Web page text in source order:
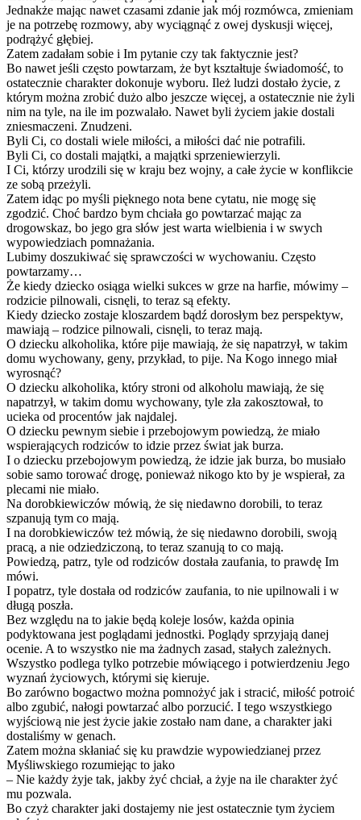
Jednakże mając nawet czasami zdanie jak mój rozmówca, zmieniam
je na potrzebę rozmowy, aby wyciągnąć z owej dyskusji więcej,
podrążyć głębiej.
Zatem zadałam sobie i Im pytanie czy tak faktycznie jest?
Bo nawet jeśli często powtarzam, że byt kształtuje świadomość, to
ostatecznie charakter dokonuje wyboru. Ileż ludzi dostało życie, z
którym można zrobić dużo albo jeszcze więcej, a ostatecznie nie żyli
nim na tyle, na ile im pozwalało. Nawet byli życiem jakie dostali
zniesmaczeni. Znudzeni.
Byli Ci, co dostali wiele miłości, a miłości dać nie potrafili.
Byli Ci, co dostali majątki, a majątki sprzeniewierzyli.
I Ci, którzy urodzili się w kraju bez wojny, a całe życie w konflikcie
ze sobą przeżyli.
Zatem idąc po myśli pięknego nota bene cytatu, nie mogę się
zgodzić. Choć bardzo bym chciała go powtarzać mając za
drogowskaz, bo jego gra słów jest warta wielbienia i w swych
wypowiedziach pomnażania.
Lubimy doszukiwać się sprawczości w wychowaniu. Często
powtarzamy…
Że kiedy dziecko osiąga wielki sukces w grze na harfie, mówimy –
rodzicie pilnowali, cisnęli, to teraz są efekty.
Kiedy dziecko zostaje kloszardem bądź dorosłym bez perspektyw,
mawiają – rodzice pilnowali, cisnęli, to teraz mają.
O dziecku alkoholika, które pije mawiają, że się napatrzył, w takim
domu wychowany, geny, przykład, to pije. Na Kogo innego miał
wyrosnąć?
O dziecku alkoholika, który stroni od alkoholu mawiają, że się
napatrzył, w takim domu wychowany, tyle zła zakosztował, to
ucieka od procentów jak najdalej.
O dziecku pewnym siebie i przebojowym powiedzą, że miało
wspierających rodziców to idzie przez świat jak burza.
I o dziecku przebojowym powiedzą, że idzie jak burza, bo musiało
sobie samo torować drogę, ponieważ nikogo kto by je wspierał, za
plecami nie miało.
Na dorobkiewiczów mówią, że się niedawno dorobili, to teraz
szpanują tym co mają.
I na dorobkiewiczów też mówią, że się niedawno dorobili, swoją
pracą, a nie odziedziczoną, to teraz szanują to co mają.
Powiedzą, patrz, tyle od rodziców dostała zaufania, to prawdę Im
mówi.
I popatrz, tyle dostała od rodziców zaufania, to nie upilnowali i w
długą poszła.
Bez względu na to jakie będą koleje losów, każda opinia
podyktowana jest poglądami jednostki. Poglądy sprzyjają danej
ocenie. A to wszystko nie ma żadnych zasad, stałych zależnych.
Wszystko podlega tylko potrzebie mówiącego i potwierdzeniu Jego
wyznań życiowych, którymi się kieruje.
Bo zarówno bogactwo można pomnożyć jak i stracić, miłość potroić
albo zgubić, nałogi powtarzać albo porzucić. I tego wszystkiego
wyjściową nie jest życie jakie zostało nam dane, a charakter jaki
dostaliśmy w genach.
Zatem można skłaniać się ku prawdzie wypowiedzianej przez
Myśliwskiego rozumiejąc to jako
– Nie każdy żyje tak, jakby żyć chciał, a żyje na ile charakter żyć
mu pozwala.
Bo czyż charakter jaki dostajemy nie jest ostatecznie tym życiem